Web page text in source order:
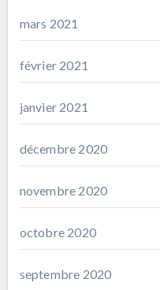
mars 2021
février 2021
janvier 2021
décembre 2020
novembre 2020
octobre 2020
septembre 2020